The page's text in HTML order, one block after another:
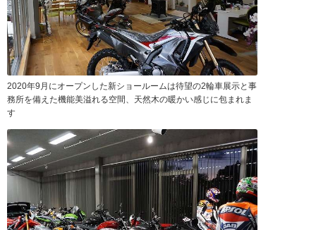
2020年9月にオープンした新ショールームは待望の2輪車展示と事
務所を備えた機能美溢れる空間、天然木の暖かい感じに包まれま
す